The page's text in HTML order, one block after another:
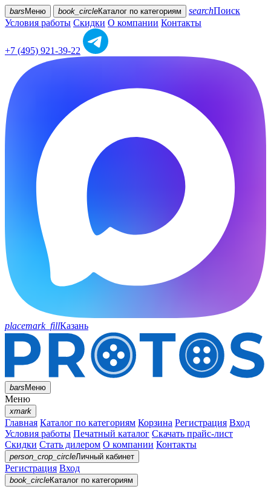
bars Меню book_circleКаталог по категориям searchПоиск
Условия работы Скидки О компании Контакты
+7 (495) 921-39-22
placemark_fillКазань
barsМеню
Меню
xmark
Главная Каталог по категориям Корзина Регистрация Вход
Условия работы Печатный каталог Скачать прайс-лист
Скидки Стать дилером О компании Контакты
person_crop_circleЛичный кабинет
Регистрация Вход
book_circleКаталог по категориям